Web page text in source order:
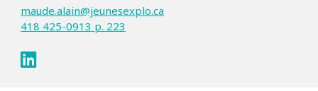
maude.alain@jeunesexplo.ca
418 425-0913 p. 223